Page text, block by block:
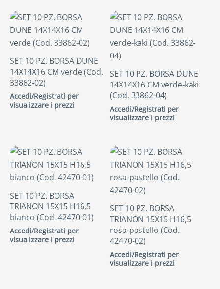
SET 10 PZ. BORSA DUNE
14X14X16 CM verde (Cod.
33862-02)
Accedi/Registrati per
visualizzare i prezzi
SET 10 PZ. BORSA DUNE
14X14X16 CM verde-kaki
(Cod. 33862-04)
Accedi/Registrati per
visualizzare i prezzi
SET 10 PZ. BORSA
TRIANON 15X15 H16,5
bianco (Cod. 42470-01)
Accedi/Registrati per
visualizzare i prezzi
SET 10 PZ. BORSA
TRIANON 15X15 H16,5
rosa-pastello (Cod.
42470-02)
Accedi/Registrati per
visualizzare i prezzi